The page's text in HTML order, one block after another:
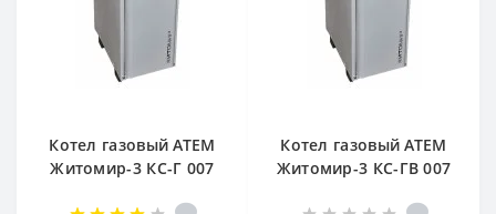
Котел газовый АТЕМ
Житомир-3 КС-Г 007
Котел газовый АТЕМ
Житомир-3 КС-ГВ 007